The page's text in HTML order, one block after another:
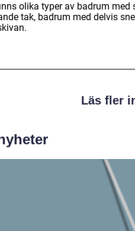
olika typer av badrum med
tak, badrum med delvis
Läs fler